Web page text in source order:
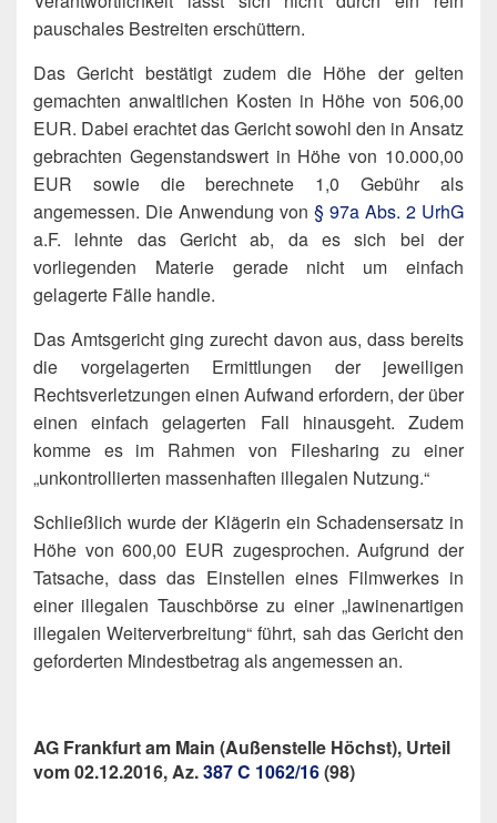
pauschales Bestreiten erschüttern.
Das Gericht bestätigt zudem die Höhe der gelten
gemachten anwaltlichen Kosten in Höhe von 506,00
EUR. Dabei erachtet das Gericht sowohl den in Ansatz
gebrachten Gegenstandswert in Höhe von 10.000,00
EUR sowie die berechnete 1,0 Gebühr als
angemessen. Die Anwendung von § 97a Abs. 2 UrhG
a.F. lehnte das Gericht ab, da es sich bei der
vorliegenden Materie gerade nicht um einfach
gelagerte Fälle handle.
Das Amtsgericht ging zurecht davon aus, dass bereits
die vorgelagerten Ermittlungen der jeweiligen
Rechtsverletzungen einen Aufwand erfordern, der über
einen einfach gelagerten Fall hinausgeht. Zudem
komme es im Rahmen von Filesharing zu einer
„unkontrollierten massenhaften illegalen Nutzung.“
Schließlich wurde der Klägerin ein Schadensersatz in
Höhe von 600,00 EUR zugesprochen. Aufgrund der
Tatsache, dass das Einstellen eines Filmwerkes in
einer illegalen Tauschbörse zu einer „lawinenartigen
illegalen Weiterverbreitung“ führt, sah das Gericht den
geforderten Mindestbetrag als angemessen an.
AG Frankfurt am Main (Außenstelle Höchst), Urteil
vom 02.12.2016, Az.387 C 1062/16(98)